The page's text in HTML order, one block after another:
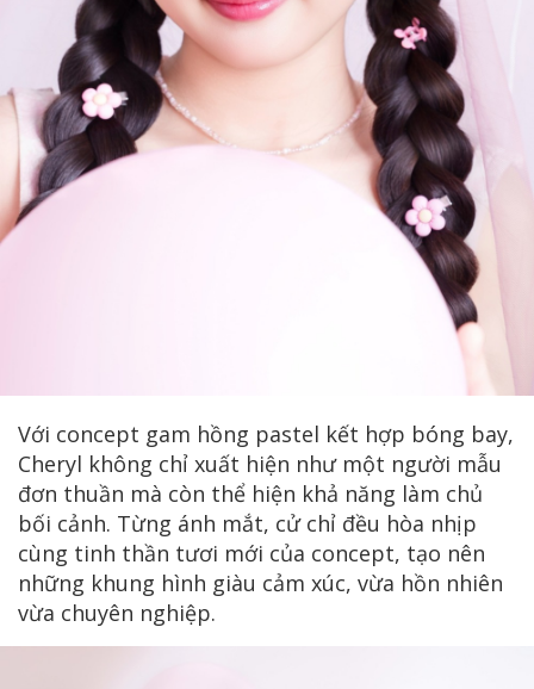
Với concept gam hồng pastel kết hợp bóng bay,
Cheryl không chỉ xuất hiện như một người mẫu
đơn thuần mà còn thể hiện khả năng làm chủ
bối cảnh. Từng ánh mắt, cử chỉ đều hòa nhịp
cùng tinh thần tươi mới của concept, tạo nên
những khung hình giàu cảm xúc, vừa hồn nhiên
vừa chuyên nghiệp.